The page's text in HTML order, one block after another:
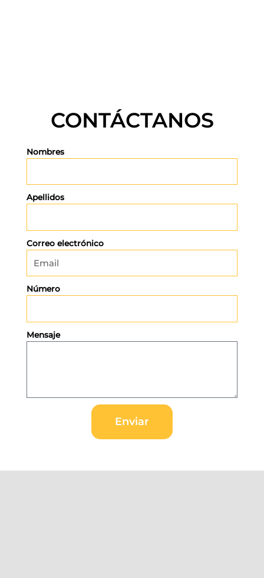
CONTÁCTANOS
Nombres
Apellidos
Correo electrónico
Número
Mensaje
Enviar